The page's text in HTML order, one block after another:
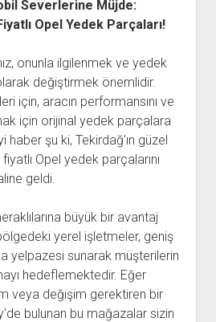
Severlerine Müjde:
Opel Yedek Parçaları!
onunla ilgilenmek ve yedek
değiştirmek önemlidir.
için, aracın performansını ve
için orijinal yedek parçalara
haber şu ki, Tekirdağ'ın güzel
Opel yedek parçalarını
geldi.
büyük bir avantaj
yerel işletmeler, geniş
yelpazesi sunarak müşterilerin
hedeflemektedir. Eğer
veya değişim gerektiren bir
bulunan bu mağazalar sizin